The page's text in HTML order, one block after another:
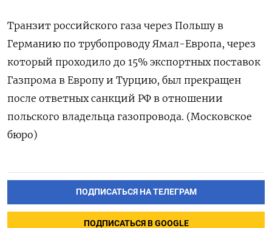
Транзит российского газа через Польшу в
Германию по трубопроводу Ямал-Европа, через
который проходило до 15% экспортных поставок
Газпрома в Европу и Турцию, был прекращен
после ответных санкций РФ в отношении
польского владельца газопровода. (Московское
бюро)
ПОДПИСАТЬСЯ НА ТЕЛЕГРАМ
ПОДПИСАТЬСЯ В GOOGLE